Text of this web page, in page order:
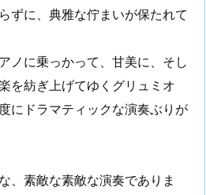
ずに、典雅な佇まいが保たれて
ノに乗っかって、甘美に、そし
を紡ぎ上げてゆくグリュミオ
にドラマティックな演奏ぶりが
、素敵な素敵な演奏でありま